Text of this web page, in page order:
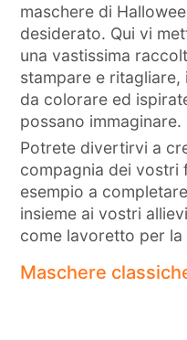
maschere di
desiderato. Qui vi
una vastissima
stampare e
da colorare ed
possano immaginare.
Potrete divertirvi a
compagnia dei vostri
esempio a
insieme ai vostri
come lavoretto per la
Maschere